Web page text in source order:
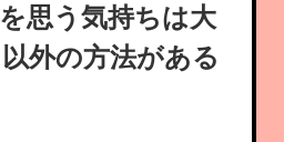
思う気持ちは大
外の方法がある